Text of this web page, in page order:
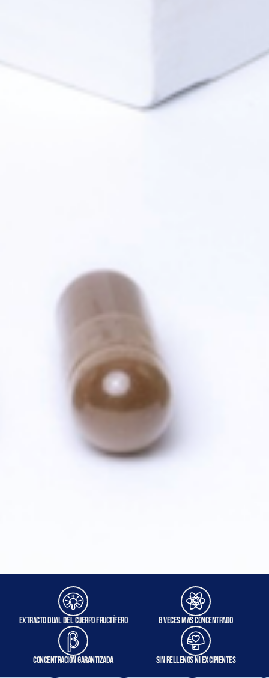
Extracto dual del cuerpo fructífero 8 veces más concentrado
Concentración garantizada Sin rellenos ni excipientes